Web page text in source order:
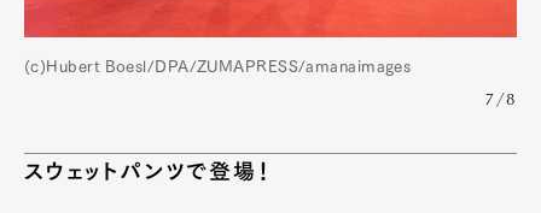
(c)Hubert Boesl/DPA/ZUMAPRESS/amanaimages
7/8
スウェットパンツで登場！